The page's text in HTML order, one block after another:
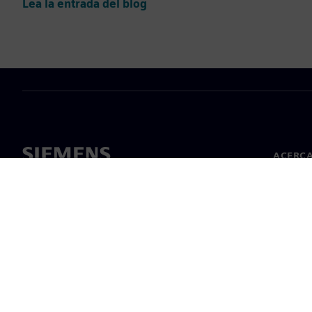
Lea la entrada del blog